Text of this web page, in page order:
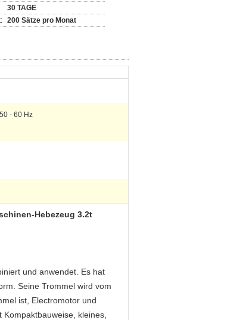
30 TAGE
200 Sätze pro Monat
- 60 Hz
Hebezeug 3.2t
und anwendet. Es hat
Seine Trommel wird vom
ist, Electromotor und
kleines,